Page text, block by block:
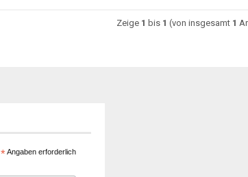
Zeige 1 bis 1 (von insgesamt 1
*Angaben erforderlich